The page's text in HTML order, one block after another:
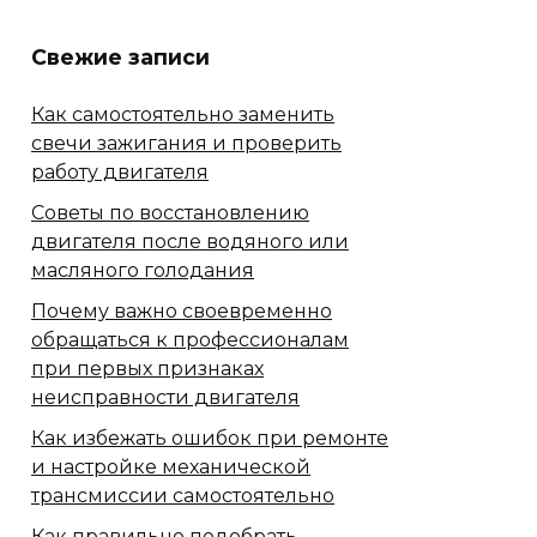
Свежие записи
Как самостоятельно заменить
свечи зажигания и проверить
работу двигателя
Советы по восстановлению
двигателя после водяного или
масляного голодания
Почему важно своевременно
обращаться к профессионалам
при первых признаках
неисправности двигателя
Как избежать ошибок при ремонте
и настройке механической
трансмиссии самостоятельно